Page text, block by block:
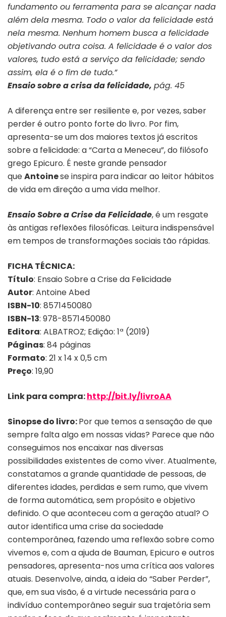
fundamento ou ferramenta para se alcançar nada
além dela mesma. Todo o valor da felicidade está
nela mesma. Nenhum homem busca a felicidade
objetivando outra coisa. A felicidade é o valor dos
valores, tudo está a serviço da felicidade; sendo
assim, ela é o fim de tudo.”
Ensaio sobre a crisa da felicidade, pág. 45
A diferença entre ser resiliente e, por vezes, saber
perder é outro ponto forte do livro. Por fim,
apresenta-se um dos maiores textos já escritos
sobre a felicidade: a “Carta a Meneceu”, do filósofo
grego Epicuro. É neste grande pensador
queAntoinese inspira para indicar ao leitor hábitos
de vida em direção a uma vida melhor.
Ensaio Sobre a Crise da Felicidade, é um resgate
às antigas reflexões filosóficas. Leitura indispensável
em tempos de transformações sociais tão rápidas.
FICHA TÉCNICA:
Título: Ensaio Sobre a Crise da Felicidade
Autor: Antoine Abed
ISBN-10: 8571450080
ISBN-13: 978-8571450080
Editora: ALBATROZ; Edição: 1ª (2019)
Páginas: 84 páginas
Formato: 21 x 14 x 0,5 cm
Preço: 19,90
Link para compra:http://bit.ly/livroAA
Sinopse do livro:Por que temos a sensação de que
sempre falta algo em nossas vidas? Parece que não
conseguimos nos encaixar nas diversas
possibilidades existentes de como viver. Atualmente,
constatamos a grande quantidade de pessoas, de
diferentes idades, perdidas e sem rumo, que vivem
de forma automática, sem propósito e objetivo
definido. O que aconteceu com a geração atual? O
autor identifica uma crise da sociedade
contemporânea, fazendo uma reflexão sobre como
vivemos e, com a ajuda de Bauman, Epicuro e outros
pensadores, apresenta-nos uma crítica aos valores
atuais. Desenvolve, ainda, a ideia do “Saber Perder”,
que, em sua visão, é a virtude necessária para o
indivíduo contemporâneo seguir sua trajetória sem